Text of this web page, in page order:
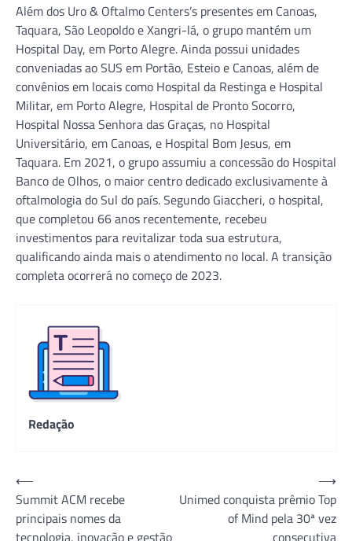
Além dos Uro & Oftalmo Centers’s presentes em Canoas,
Taquara, São Leopoldo e Xangri-lá, o grupo mantém um
Hospital Day, em Porto Alegre. Ainda possui unidades
conveniadas ao SUS em Portão, Esteio e Canoas, além de
convênios em locais como Hospital da Restinga e Hospital
Militar, em Porto Alegre, Hospital de Pronto Socorro,
Hospital Nossa Senhora das Graças, no Hospital
Universitário, em Canoas, e Hospital Bom Jesus, em
Taquara. Em 2021, o grupo assumiu a concessão do Hospital
Banco de Olhos, o maior centro dedicado exclusivamente à
oftalmologia do Sul do país. Segundo Giaccheri, o hospital,
que completou 66 anos recentemente, recebeu
investimentos para revitalizar toda sua estrutura,
qualificando ainda mais o atendimento no local. A transição
completa ocorrerá no começo de 2023.
Redação
Navegação
de
Post
⟵
Summit ACM recebe
principais nomes da
tecnologia, inovação e gestão
Unimed conquista prêmio Top
of Mind pela 30ª vez
consecutiva
⟶